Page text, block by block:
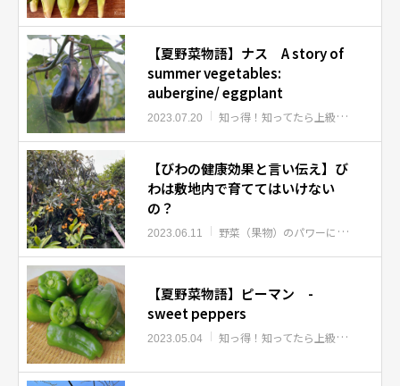
【夏野菜物語】ナス A story of
summer vegetables:
aubergine/ eggplant
2023.07.20 知っ得！知ってたら上級者
【びわの健康効果と言い伝え】び
わは敷地内で育ててはいけない
の？
2023.06.11 野菜（果物）のパワーについて
【夏野菜物語】ピーマン -
sweet peppers
2023.05.04 知っ得！知ってたら上級者